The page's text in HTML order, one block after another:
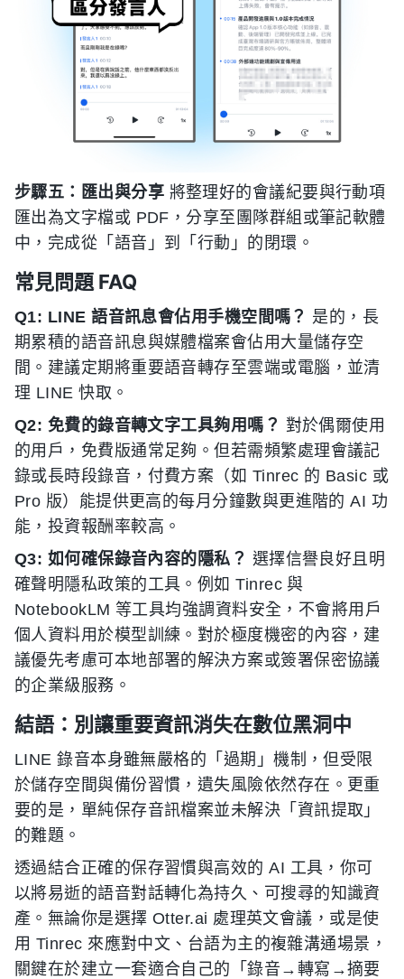
步驟五：匯出與分享 將整理好的會議紀要與行動項
匯出為文字檔或 PDF，分享至團隊群組或筆記軟體
中，完成從「語音」到「行動」的閉環。
常見問題 FAQ
Q1: LINE 語音訊息會佔用手機空間嗎？ 是的，長
期累積的語音訊息與媒體檔案會佔用大量儲存空
間。建議定期將重要語音轉存至雲端或電腦，並清
理 LINE 快取。
Q2: 免費的錄音轉文字工具夠用嗎？ 對於偶爾使用
的用戶，免費版通常足夠。但若需頻繁處理會議記
錄或長時段錄音，付費方案（如 Tinrec 的 Basic 或
Pro 版）能提供更高的每月分鐘數與更進階的 AI 功
能，投資報酬率較高。
Q3: 如何確保錄音內容的隱私？ 選擇信譽良好且明
確聲明隱私政策的工具。例如 Tinrec 與
NotebookLM 等工具均強調資料安全，不會將用戶
個人資料用於模型訓練。對於極度機密的內容，建
議優先考慮可本地部署的解決方案或簽署保密協議
的企業級服務。
結語：別讓重要資訊消失在數位黑洞中
LINE 錄音本身雖無嚴格的「過期」機制，但受限
於儲存空間與備份習慣，遺失風險依然存在。更重
要的是，單純保存音訊檔案並未解決「資訊提取」
的難題。
透過結合正確的保存習慣與高效的 AI 工具，你可
以將易逝的語音對話轉化為持久、可搜尋的知識資
產。無論你是選擇 Otter.ai 處理英文會議，或是使
用 Tinrec 來應對中文、台語为主的複雜溝通場景，
關鍵在於建立一套適合自己的「錄音→轉寫→摘要